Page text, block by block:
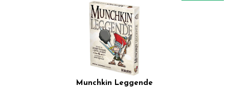
Munchkin Leggende